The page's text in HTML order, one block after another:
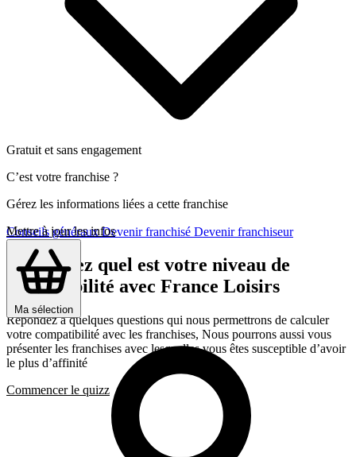
Conseils générauxDevenir franchisé Devenir franchiseur
Ma sélection
Gratuit et sans engagement
C’est votre franchise ?
Gérez les informations liées a cette franchise
Mettre à jour les infos
Découvrez quel est votre niveau de
compatibilité avec France Loisirs
Répondez a quelques questions qui nous permettrons de calculer
votre compatibilité avec les franchises, Nous pourrons aussi vous
présenter les franchises avec lesquelles vous êtes susceptible d’avoir
le plus d’affinité
Commencer le quizz